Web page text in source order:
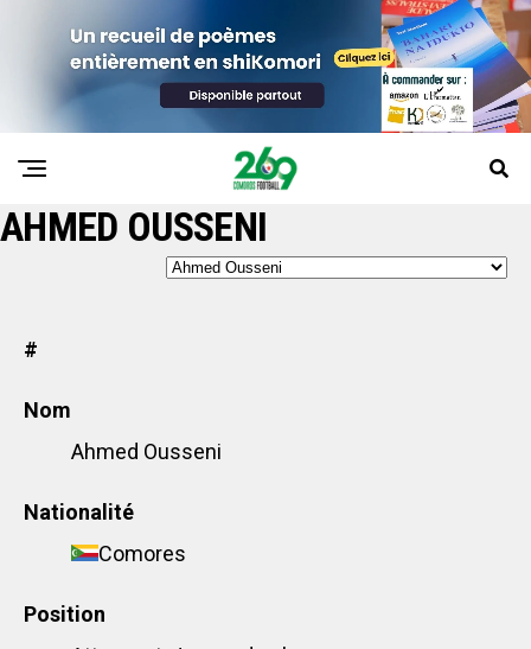
AHMED OUSSENI
#
Nom
Ahmed Ousseni
Nationalité
Comores
Position